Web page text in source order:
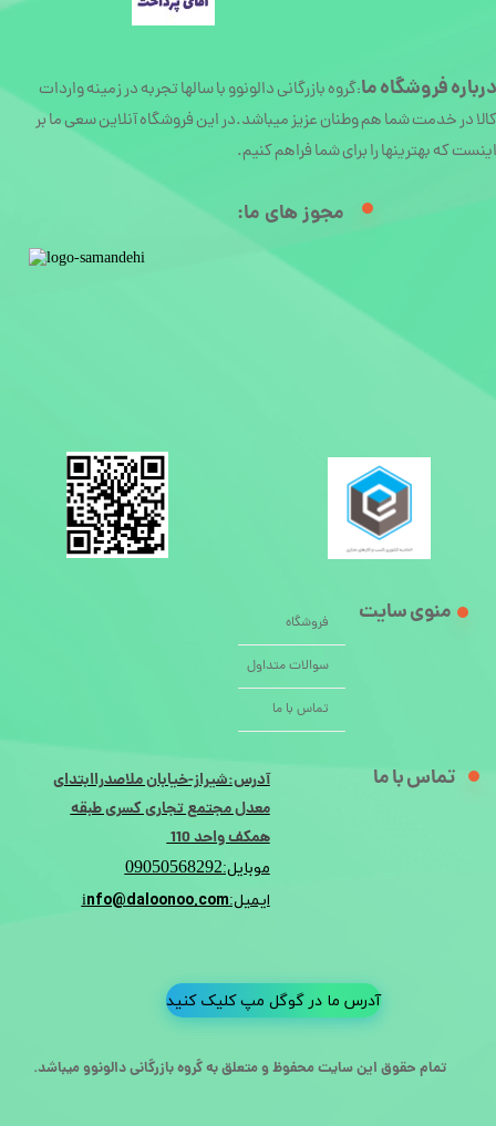
تمام حقوق این سایت محفوظ و متعلق به گروه بازرگانی دالونوو میباشد.
دربارهفروشگاه ما:گروه بازرگانی دالونوو با سالها تجربه در زمینه واردات
کالا در خدمت شما هم وطنان عزیز میباشد.در این فروشگاه آنلاین سعی ما بر
اینست که بهترینها را برای شما فراهم کنیم.
فروشگاه
سوالات متداول
تماس با ما
منوی سایت
تماس با ما
آدرس:شیراز-خیابان ملاصدراابتدای
معدل مجتمع تجاری کسری طبقه
همکف واحد 110
موبایل:09050568292
ایمیل:info@daloonoo.com
مجوز های ما:​
آدرس ما در گوگل مپ کلیک کنید